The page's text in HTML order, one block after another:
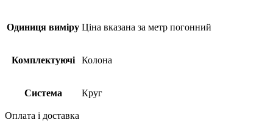
Одиниця виміру Ціна вказана за метр погонний
Комплектуючі Колона
Система Круг
Оплата і доставка